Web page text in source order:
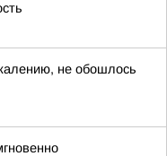
не обошлось